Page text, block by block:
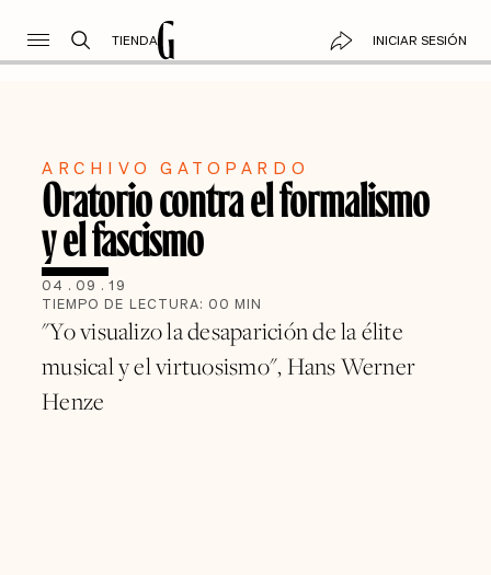
TIENDA INICIAR SESIÓN
ARCHIVO GATOPARDO
Oratorio contra el formalismo
y el fascismo
04 . 09 . 19
TIEMPO DE LECTURA: 00 MIN
"Yo visualizo la desaparición de la élite
musical y el virtuosismo", Hans Werner
Henze